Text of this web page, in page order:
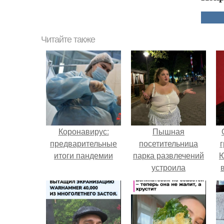
Читайте также
Коронавирус:
предварительные
итоги пандемии
Пышная
посетительница
парка развлечений
устроила
обсуждение в
соцсетях после
неожиданного
столкновения с